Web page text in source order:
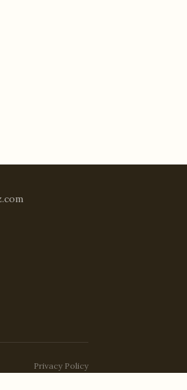
Privacy Policy